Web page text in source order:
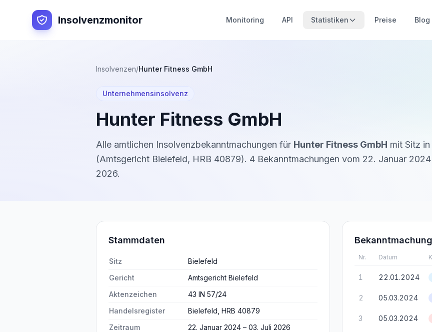
Insolvenzmonitor Monitoring API Statistiken Preise Blog
Insolvenzen/Hunter Fitness GmbH
Unternehmensinsolvenz
Hunter Fitness GmbH
Alle amtlichen Insolvenzbekanntmachungen für Hunter Fitness GmbH mit Sitz in
(Amtsgericht Bielefeld, HRB 40879). 4 Bekanntmachungen vom 22. Januar 2024
2026.
Stammdaten
Sitz
Bielefeld
Gericht
Amtsgericht Bielefeld
Aktenzeichen
43 IN 57/24
Handelsregister
Bielefeld, HRB 40879
Zeitraum
22. Januar 2024 – 03. Juli 2026
Nr. Datum
1 22.01.2024
2 05.03.2024
3 05.03.2024